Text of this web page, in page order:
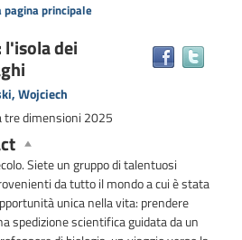
pagina principale
l'isola dei
Wojciech
tre dimensioni 2025
Siete un gruppo di talentuosi
da tutto il mondo a cui è stata
unica nella vita: prendere
spedizione scientifica guidata da un